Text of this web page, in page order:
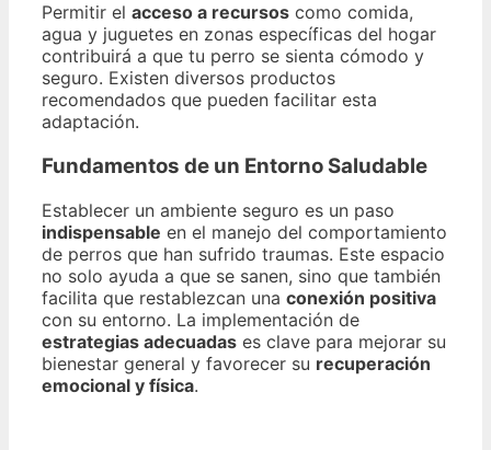
Permitir el acceso a recursos como comida,
agua y juguetes en zonas específicas del hogar
contribuirá a que tu perro se sienta cómodo y
seguro. Existen diversos productos
recomendados que pueden facilitar esta
adaptación.
Fundamentos de un Entorno Saludable
Establecer un ambiente seguro es un paso
indispensable en el manejo del comportamiento
de perros que han sufrido traumas. Este espacio
no solo ayuda a que se sanen, sino que también
facilita que restablezcan una conexión positiva
con su entorno. La implementación de
estrategias adecuadas es clave para mejorar su
bienestar general y favorecer su recuperación
emocional y física.